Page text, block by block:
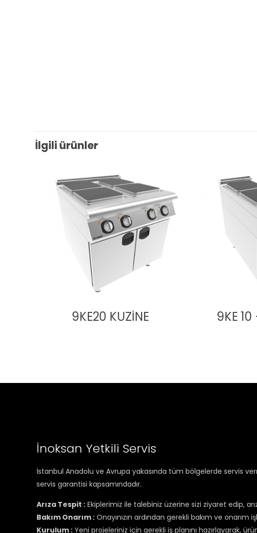
İlgili ürünler
9KE20 KUZİNE 9KE
İnoksan Yetkili Servis
İstanbul Anadolu ve Avrupa yakasında tüm bölgelerde servis
servis garantisi kapsamındadır.
Arıza Tespit : Ekiplerimiz ile talebiniz üzerine sizi ziyaret edip,
Bakım Onarım : Onayınızın ardından gerekli bakım ve
Kurulum : Yeni projeleriniz için gerekli iş planını hazırlayarak,